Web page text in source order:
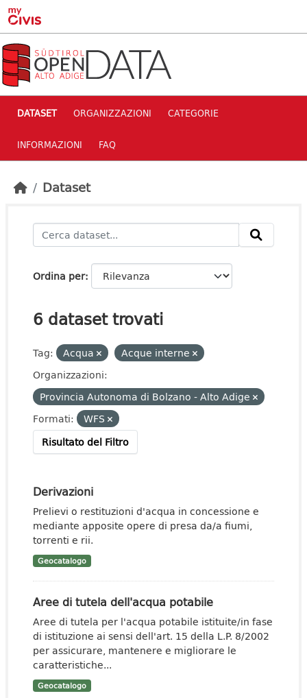
Skip to main content
DATASET ORGANIZZAZIONI CATEGORIE
INFORMAZIONI FAQ
Dataset
Ordina per
6 dataset trovati
Tag: Acqua
Acque interne
Organizzazioni:
Provincia Autonoma di Bolzano - Alto Adige
Formati:
WFS
Risultato del Filtro
Derivazioni
Prelievi o restituzioni d'acqua in concessione e
mediante apposite opere di presa da/a fiumi,
torrenti e rii.
Geocatalogo
Aree di tutela dell'acqua potabile
Aree di tutela per l'acqua potabile istituite/in fase
di istituzione ai sensi dell'art. 15 della L.P. 8/2002
per assicurare, mantenere e migliorare le
caratteristiche...
Geocatalogo